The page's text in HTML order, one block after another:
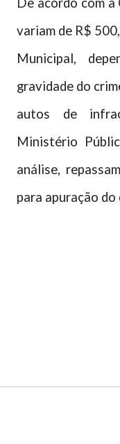
variam de R$
Municipal,
gravidade do
autos de
Ministério
análise,
para apuração